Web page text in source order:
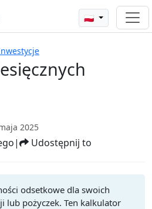
🇵🇱
2025
| Udostępnij to
odsetkowe dla swoich
lub pożyczek. Ten kalkulator